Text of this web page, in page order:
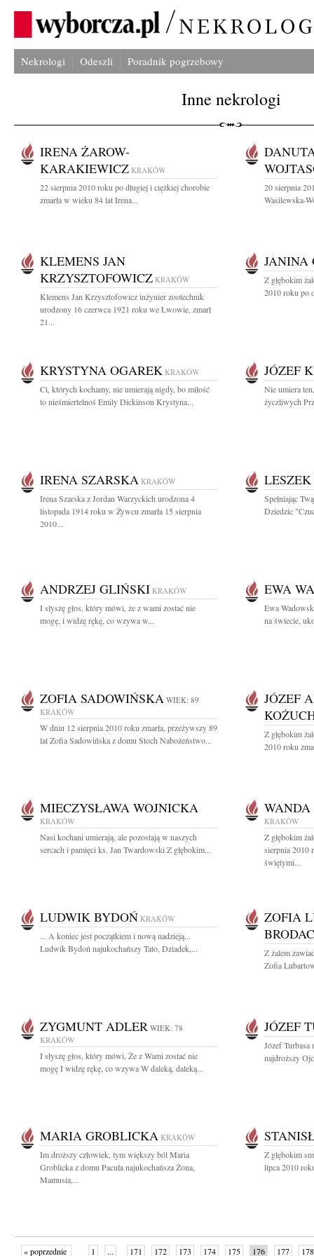
Nekrologi Odeszli Poradnik pogrzebowy
Inne nekrologi
IRENA ŻAROW-
KARAKIEWICZ KRAKÓW
22 sierpnia 2010 roku po długiej i ciężkiej chorobie
zmarła w wieku 84 lat Irena...
20 sierpnia
Wasilewska-
KLEMENS JAN
KRZYSZTOFOWICZ KRAKÓW
Klemens Jan Krzysztofowicz inżynier zootechnik
urodzony 16 czerwca 1921 roku we Lwowie, zmarł
21...
JANINA
Z głębokim
2010 roku po
KRYSTYNA OGAREK KRAKÓW
Ci, których kochamy, nie umierają nigdy, bo miłość
to nieśmiertelnoś Emily Dickinson Krystyna...
JÓZEF
Nie umiera
życzliwych
IRENA SZARSKA KRAKÓW
Irena Szarska z Jordan Warzyckich urodzona 4
listopada 1914 roku w Żywcu zmarła 15 sierpnia
2010...
Spełniając
Dziedzic
ANDRZEJ GLIŃSKI KRAKÓW
I słyszę głos, który mówi, że z wami zostać nie
mogę, i widzę rękę, co wzywa w...
EWA
Ewa
na świecie,
ZOFIA SADOWIŃSKA WIEK: 89
KRAKÓW
W dniu 12 sierpnia 2010 roku zmarła, przeżywszy 89
lat Zofia Sadowińska z domu Stoch Nabożeństwo...
JÓZEF
Z głębokim
2010 roku
MIECZYSŁAWA WOJNICKA
KRAKÓW
Nasi kochani umierają, ale pozostają w naszych
sercach i pamięci ks. Jan Twardowski Z głębokim...
KRAKÓW
Z głębokim
sierpnia 2010
świętymi...
LUDWIK BYDOŃ KRAKÓW
... A koniec jest początkiem i nową nadzieją...
Ludwik Bydoń najukochańszy Tato, Dziadek,...
ZOFIA
Z żalem
Zofia
ZYGMUNT ADLER WIEK: 78
KRAKÓW
I słyszę głos, który mówi, Że z Wami zostać nie
mogę I widzę rękę, co wzywa W daleką, daleką...
JÓZEF
Józef
najdroższy
MARIA GROBLICKA KRAKÓW
Im droższy człowiek, tym większy ból Maria
Groblicka z domu Pacuła najukochańsza Żona,
Mamusia,...
Z głębokim
lipca 2010
« poprzednie 1 ... 171 172 173 174 175 176 177 178